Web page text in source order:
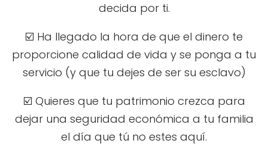
decida por ti.
☑️ Ha llegado la hora de que el dinero te
proporcione calidad de vida y se ponga a tu
servicio (y que tu dejes de ser su esclavo)
☑️ Quieres que tu patrimonio crezca para
dejar una seguridad económica a tu familia
el día que tú no estes aquí.